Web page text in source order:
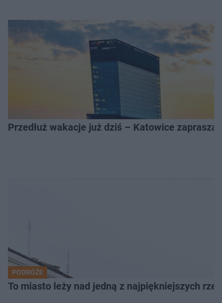
Przedłuż wakacje już dziś – Katowice
PODRÓŻE
To miasto leży nad jedną z najpiękniejszych